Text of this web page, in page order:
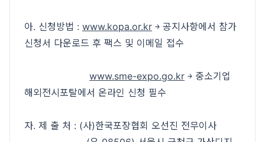
아. 신청방법 : www.kopa.or.kr ￫ 공지사항에서 참가
신청서 다운로드 후 팩스 및 이메일 접수
www.sme-expo.go.kr ￫ 중소기업
해외전시포탈에서 온라인 신청 필수
자. 제 출 처 : (사)한국포장협회 오선진 전무이사